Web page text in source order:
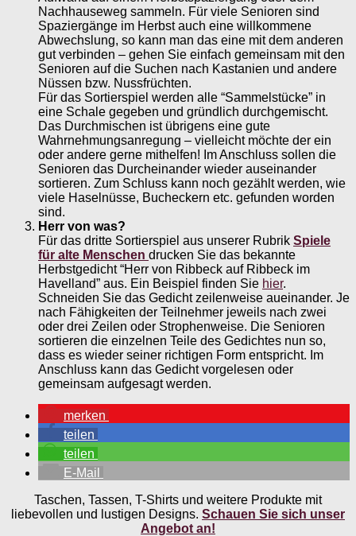
Nachhauseweg sammeln. Für viele Senioren sind
Spaziergänge im Herbst auch eine willkommene
Abwechslung, so kann man das eine mit dem anderen
gut verbinden – gehen Sie einfach gemeinsam mit den
Senioren auf die Suchen nach Kastanien und andere
Nüssen bzw. Nussfrüchten.
Für das Sortierspiel werden alle “Sammelstücke” in
eine Schale gegeben und gründlich durchgemischt.
Das Durchmischen ist übrigens eine gute
Wahrnehmungsanregung – vielleicht möchte der ein
oder andere gerne mithelfen! Im Anschluss sollen die
Senioren das Durcheinander wieder auseinander
sortieren. Zum Schluss kann noch gezählt werden, wie
viele Haselnüsse, Bucheckern etc. gefunden worden
sind.
Herr von was?
Für das dritte Sortierspiel aus unserer Rubrik Spiele
für alte Menschen drucken Sie das bekannte
Herbstgedicht “Herr von Ribbeck auf Ribbeck im
Havelland” aus. Ein Beispiel finden Sie hier.
Schneiden Sie das Gedicht zeilenweise aueinander. Je
nach Fähigkeiten der Teilnehmer jeweils nach zwei
oder drei Zeilen oder Strophenweise. Die Senioren
sortieren die einzelnen Teile des Gedichtes nun so,
dass es wieder seiner richtigen Form entspricht. Im
Anschluss kann das Gedicht vorgelesen oder
gemeinsam aufgesagt werden.
merken
teilen
teilen
E-Mail
Taschen, Tassen, T-Shirts und weitere Produkte mit
liebevollen und lustigen Designs. Schauen Sie sich unser
Angebot an!